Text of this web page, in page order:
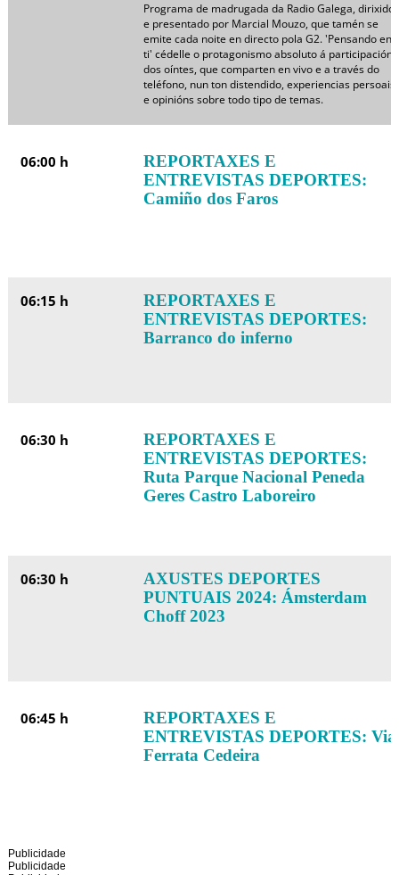
Programa de madrugada da Radio Galega, dirixido
e presentado por Marcial Mouzo, que tamén se
emite cada noite en directo pola G2. 'Pensando en
ti' cédelle o protagonismo absoluto á participación
dos oíntes, que comparten en vivo e a través do
teléfono, nun ton distendido, experiencias persoais
e opinións sobre todo tipo de temas.
06:00 h
REPORTAXES E
ENTREVISTAS DEPORTES:
Camiño dos Faros
06:15 h
REPORTAXES E
ENTREVISTAS DEPORTES:
Barranco do inferno
06:30 h
REPORTAXES E
ENTREVISTAS DEPORTES:
Ruta Parque Nacional Peneda
Geres Castro Laboreiro
06:30 h
AXUSTES DEPORTES
PUNTUAIS 2024: Ámsterdam
Choff 2023
06:45 h
REPORTAXES E
ENTREVISTAS DEPORTES: Via
Ferrata Cedeira
Publicidade
Publicidade